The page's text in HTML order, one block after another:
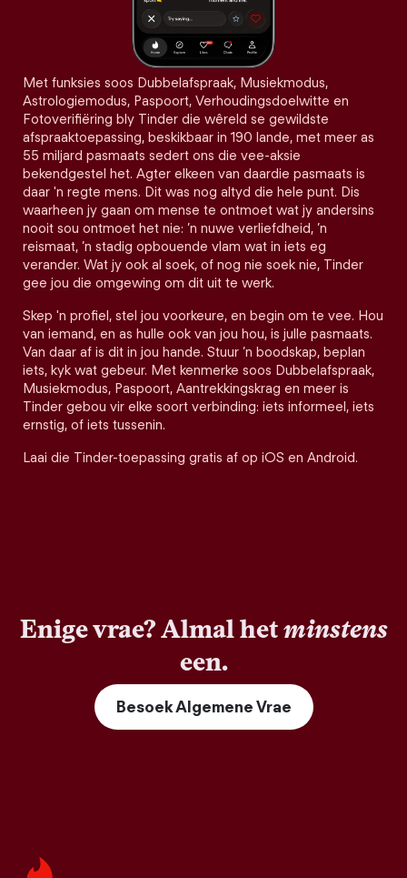
Met funksies soos Dubbelafspraak, Musiekmodus,
Astrologiemodus, Paspoort, Verhoudingsdoelwitte en
Fotoverifiëring bly Tinder die wêreld se gewildste
afspraaktoepassing, beskikbaar in 190 lande, met meer as
55 miljard pasmaats sedert ons die vee-aksie
bekendgestel het. Agter elkeen van daardie pasmaats is
daar 'n regte mens. Dit was nog altyd die hele punt. Dis
waarheen jy gaan om mense te ontmoet wat jy andersins
nooit sou ontmoet het nie: ’n nuwe verliefdheid, ’n
reismaat, ’n stadig opbouende vlam wat in iets eg
verander. Wat jy ook al soek, of nog nie soek nie, Tinder
gee jou die omgewing om dit uit te werk.
Skep 'n profiel, stel jou voorkeure, en begin om te vee. Hou
van iemand, en as hulle ook van jou hou, is julle pasmaats.
Van daar af is dit in jou hande. Stuur ’n boodskap, beplan
iets, kyk wat gebeur. Met kenmerke soos Dubbelafspraak,
Musiekmodus, Paspoort, Aantrekkingskrag en meer is
Tinder gebou vir elke soort verbinding: iets informeel, iets
ernstig, of iets tussenin.
Laai die Tinder-toepassing gratis af op iOS en Android.
Enige vrae? Almal hetminstens
een.
Besoek Algemene Vrae